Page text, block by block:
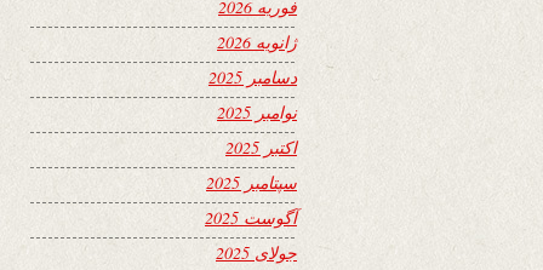
فوریه 2026
ژانویه 2026
دسامبر 2025
نوامبر 2025
اکتبر 2025
سپتامبر 2025
آگوست 2025
جولای 2025